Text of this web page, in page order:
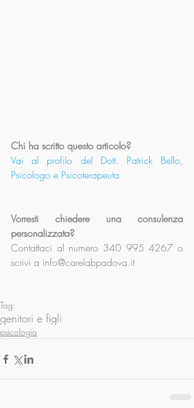
Chi ha scritto questo articolo?
Vai al profilo del Dott. Patrick Bello,
Psicologo e Psicoterapeuta
Vorresti chiedere una consulenza
personalizzata?
Contattaci al numero 340 995 4267 o
scrivi a info@carelabpadova.it
Tag:
genitori e figli
psicologia